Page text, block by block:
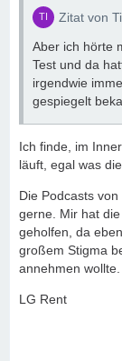
Zitat von
Aber ich hörte
Test und da
irgendwie
gespiegelt
Ich finde, im
läuft, egal was
Die Podcasts
gerne. Mir hat
geholfen, da
großem Stigma
annehmen wollte.
LG Rent